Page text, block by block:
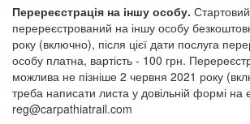
Перереєстрація на іншу особу.
перереєстрований на іншу особу
року (включно), після цієї дати послуга
особу платна, вартість - 100 грн.
можлива не пізніше 2 червня 2021 року
треба написати листа у довільній формі на
reg@carpathiatrail.com